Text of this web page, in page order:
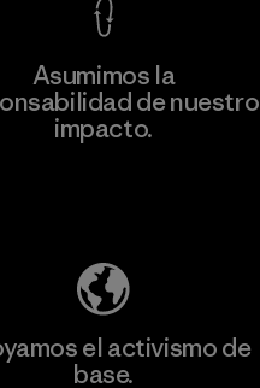
Asumimos la
de nuestro
impacto.
el activismo de
base.